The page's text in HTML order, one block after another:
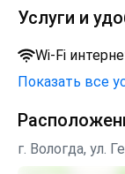
фильмами или
естественным
атмосферу.
Кухонная зона
бытовая
для того,
едой в кругу
Услуги и
Wi-Fi
Показать все
г. Вологда, ул.